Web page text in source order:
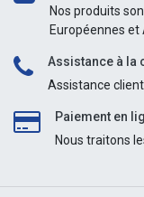
Nos produits
Européennes et
Assistance à la
Assistance
Paiement en
Nous traitons